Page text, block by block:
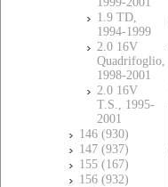
1.9 TD,
1994-1999
2.0 16V
Quadrifoglio,
1998-2001
2.0 16V
T.S., 1995-
2001
146 (930)
147 (937)
155 (167)
156 (932)